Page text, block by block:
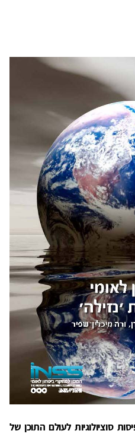
סוציולוגיות לעולם התוכן של